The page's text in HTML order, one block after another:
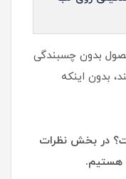
بدون چسبندگی
بدون اینکه
در بخش نظرات
هستیم.